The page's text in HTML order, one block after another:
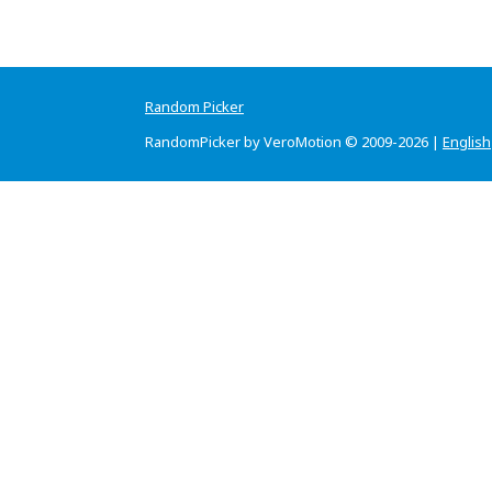
Random Picker
RandomPicker by VeroMotion © 2009-2026 | English